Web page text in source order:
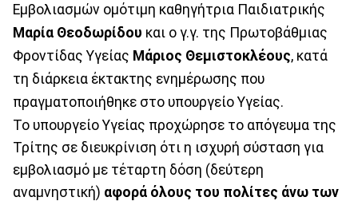
Εμβολιασμών ομότιμη καθηγήτρια Παιδιατρικής
Μαρία Θεοδωρίδου και ο γ.γ. της Πρωτοβάθμιας
Φροντίδας Υγείας Μάριος Θεμιστοκλέους, κατά
τη διάρκεια έκτακτης ενημέρωσης που
πραγματοποιήθηκε στο υπουργείο Υγείας.
Το υπουργείο Υγείας προχώρησε το απόγευμα της
Τρίτης σε διευκρίνιση ότι η ισχυρή σύσταση για
εμβολιασμό με τέταρτη δόση (δεύτερη
αναμνηστική) αφορά όλους του πολίτες άνω των